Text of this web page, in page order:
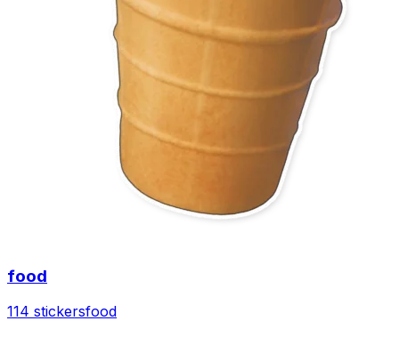
food
114 stickersfood